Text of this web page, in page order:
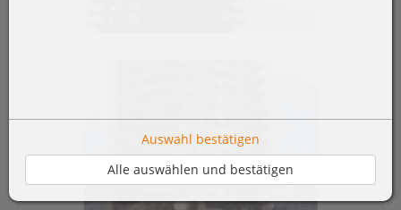
Auswahl bestätigen
Alle auswählen und bestätigen